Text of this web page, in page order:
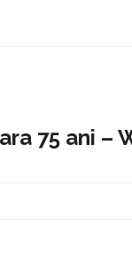
75 ani –